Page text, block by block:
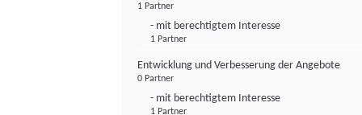
1 Partner
- mit berechtigtem Interesse
1 Partner
Entwicklung und Verbesserung der Angebote
0 Partner
- mit berechtigtem Interesse
1 Partner